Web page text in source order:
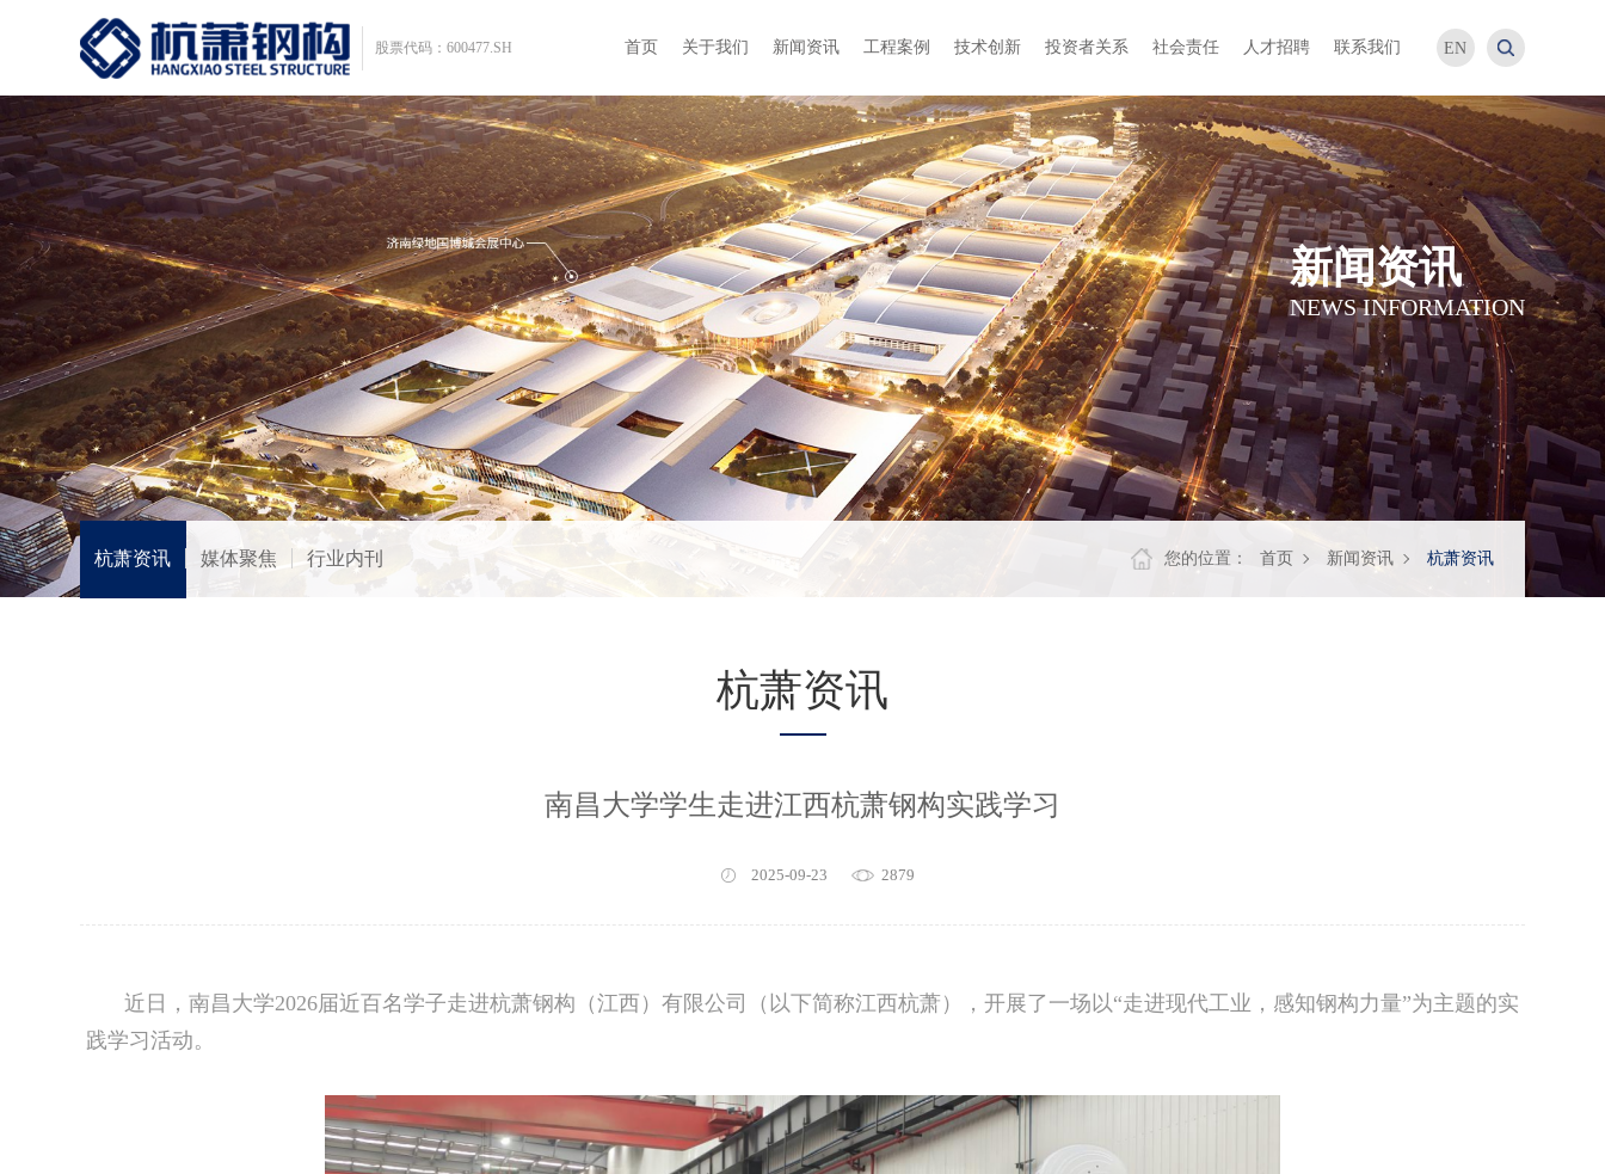
股票代码：600477.SH 首页 关于我们 新闻资讯 工程案例 技术创新 投资者关系 社会责任 人才招聘 联系我们 EN
新闻资讯
NEWS INFORMATION
杭萧资讯 媒体聚焦 行业内刊 您的位置： 首页 新闻资讯 杭萧资讯
杭萧资讯
南昌大学学生走进江西杭萧钢构实践学习
2025-09-23 2879
近日，南昌大学2026届近百名学子走进杭萧钢构（江西）有限公司（以下简称江西杭萧），开展了一场以“走进现代工业，感知钢构力量”为主题的实
践学习活动。